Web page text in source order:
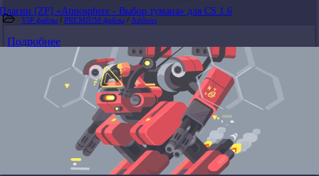
Плагин [ZP] «Atmosphere - Выбор тумана» для CS 1.6
VIP файлы / PREMIUM файлы / Addons
Подробнее